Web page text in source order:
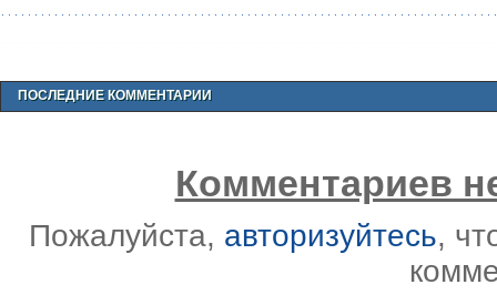
ПОСЛЕДНИЕ КОММЕНТАРИИ
Комментариев
Пожалуйста, авторизуйтесь,